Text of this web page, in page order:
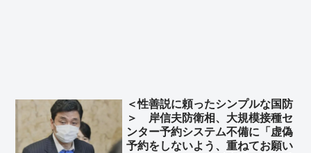
＜性善説に頼ったシンプルな国防
＞ 岸信夫防衛相、大規模接種セ
ンター予約システム不備に「虚偽
予約をしないよう、重ねてお願い